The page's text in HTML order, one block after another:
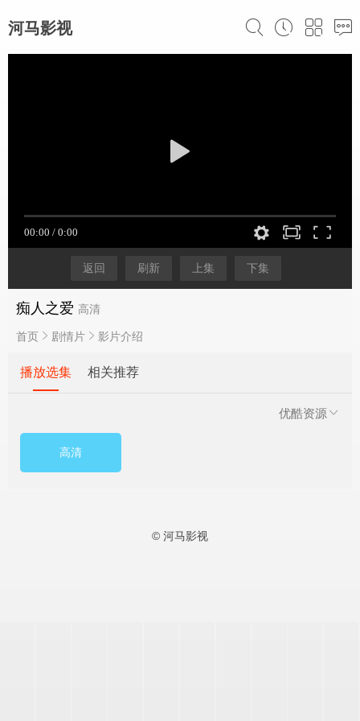
河马影视
返回 刷新 上集 下集
痴人之爱 高清
首页 剧情片 影片介绍
播放选集 相关推荐
优酷资源
高清
© 河马影视